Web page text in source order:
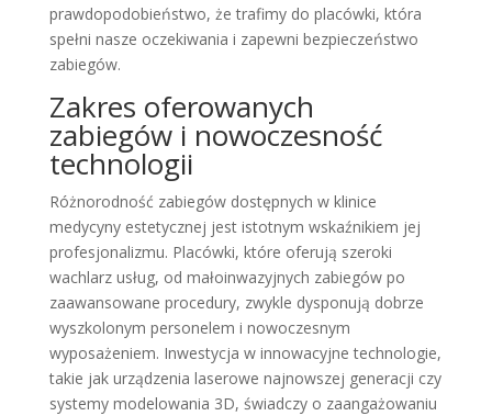
prawdopodobieństwo, że trafimy do placówki, która
spełni nasze oczekiwania i zapewni bezpieczeństwo
zabiegów.
Zakres oferowanych
zabiegów i nowoczesność
technologii
Różnorodność zabiegów dostępnych w klinice
medycyny estetycznej jest istotnym wskaźnikiem jej
profesjonalizmu. Placówki, które oferują szeroki
wachlarz usług, od małoinwazyjnych zabiegów po
zaawansowane procedury, zwykle dysponują dobrze
wyszkolonym personelem i nowoczesnym
wyposażeniem. Inwestycja w innowacyjne technologie,
takie jak urządzenia laserowe najnowszej generacji czy
systemy modelowania 3D, świadczy o zaangażowaniu